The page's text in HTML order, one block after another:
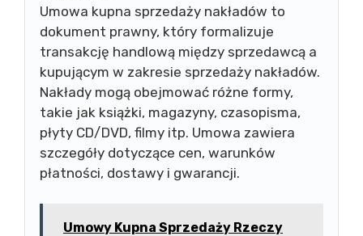
Umowa kupna sprzedaży nakładów to
dokument prawny, który formalizuje
transakcję handlową między sprzedawcą a
kupującym w zakresie sprzedaży nakładów.
Nakłady mogą obejmować różne formy,
takie jak książki, magazyny, czasopisma,
płyty CD/DVD, filmy itp. Umowa zawiera
szczegóły dotyczące cen, warunków
płatności, dostawy i gwarancji.
Umowy Kupna Sprzedaży Rzeczy